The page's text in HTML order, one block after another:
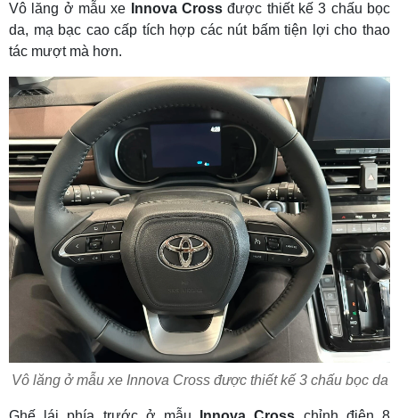
Vô lăng ở mẫu xe Innova Cross được thiết kế 3 chấu bọc
da, mạ bạc cao cấp tích hợp các nút bấm tiện lợi cho thao
tác mượt mà hơn.
Vô lăng ở mẫu xe Innova Cross được thiết kế 3 chấu bọc da